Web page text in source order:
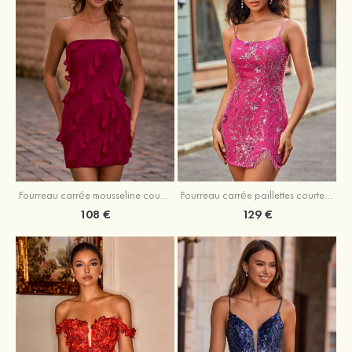
Fourreau carrée mousseline courte/mini robe de fête de la rentré avec volants
108 €
Fourreau carrée paillettes courte/mini robe de fête de la rentrée
129 €